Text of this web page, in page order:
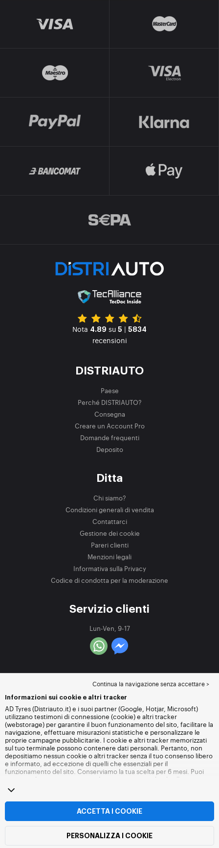
Nota 4.89 su 5 | 5834
recensioni
DISTRIAUTO
Paese
Perché DISTRIAUTO?
Consegna
Creare un Account Pro
Domande frequenti
Deposito
Ditta
Chi siamo?
Condizioni generali di vendita
Contattarci
Gestione dei cookie
Pareri clienti
Menzioni legali
Informativa sulla Privacy
Codice di condotta per la moderazione
Servizio clienti
Lun-Ven, 9-17
Continua la navigazione senza accettare >
Informazioni sui cookie e altri tracker
AD Tyres (Distriauto.it) e i suoi partner (Google, Hotjar, Microsoft)
utilizzano testimoni di connessione (cookie) e altri tracker
(webstorage) per garantire il buon funzionamento del sito, facilitare la
navigazione, effettuare misurazioni statistiche e personalizzare le
proprie campagne pubblicitarie. I cookie e altri tracker memorizzati
sul tuo terminale possono contenere dati personali. Pertanto, non
depositiamo nessun cookie o altri tracker senza il tuo consenso libero
e informato, ad eccezione di quelli che essenziali per il
funzionamento del sito. Conserviamo la tua scelta per 6 mesi. Puoi
revocare il tuo consenso in qualsiasi momento andando alla
dei cookie e altri tracker
senza accettare il deposito di cookie o altri tracker. Il rifiuto non
impedisce l'accesso ai servizi Distriauto.it. Per maggiori informazioni,
altri tracker .
ACCETTA I COOKIE
PERSONALIZZA I COOKIE